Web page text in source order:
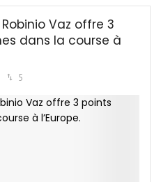
Vaz offre 3
dans la course à
5